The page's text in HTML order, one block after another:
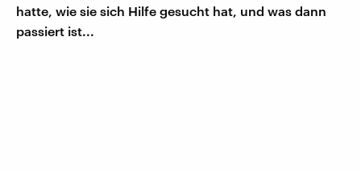
hatte, wie sie sich Hilfe gesucht hat, und was dann
passiert ist...